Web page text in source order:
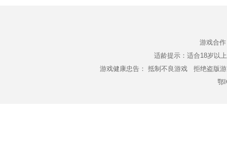
游戏合作
适龄提示：适合18岁以
游戏健康忠告： 抵制不良游戏
拒绝盗版
鄂